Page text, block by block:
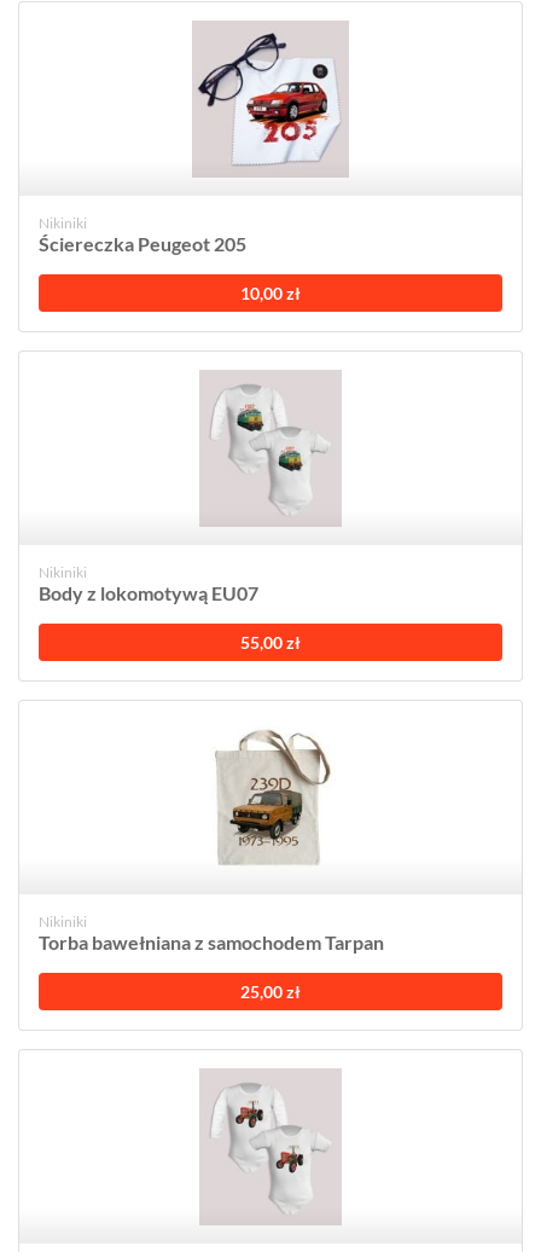
Nikiniki
Ściereczka Peugeot 205
10,00 zł
Nikiniki
Body z lokomotywą EU07
55,00 zł
Nikiniki
Torba bawełniana z samochodem Tarpan
25,00 zł